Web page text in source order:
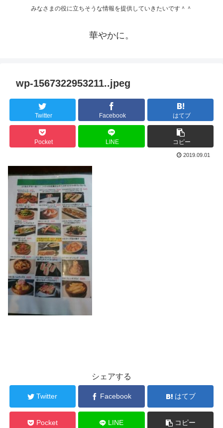
みなさまの役に立ちそうな情報を提供していきたいです＾＾
華やかに。
wp-1567322953211..jpeg
Twitter Facebook はてブ
Pocket LINE コピー
2019.09.01
シェアする
Twitter Facebook はてブ
Pocket LINE コピー